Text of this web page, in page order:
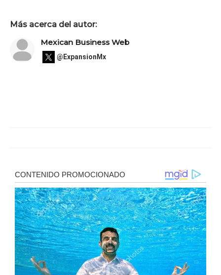
Más acerca del autor:
Mexican Business Web
@ExpansionMx